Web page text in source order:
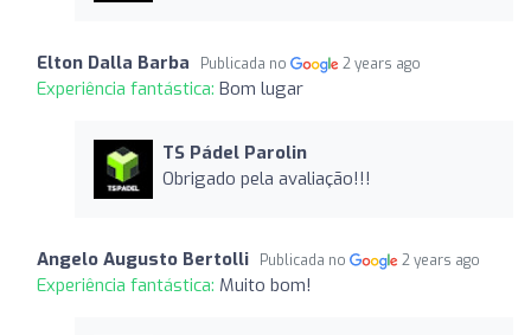
Elton Dalla Barba Publicada no 2 years ago
Experiência fantástica: Bom lugar
TS Pádel Parolin
Obrigado pela avaliação!!!
Angelo Augusto Bertolli Publicada no 2 years ago
Experiência fantástica: Muito bom!